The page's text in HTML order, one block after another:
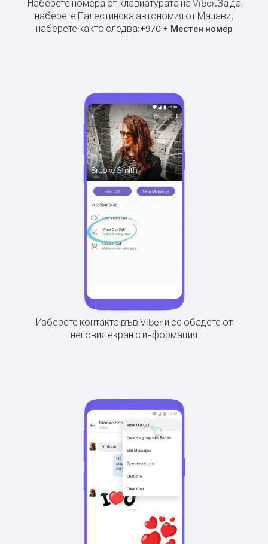
Наберете номера от клавиатурата на Viber.За да
наберете Палестинска автономия от Малави,
наберете както следва:+970+ Местен номер
Изберете контакта във Viber и се обадете от
неговия екран с информация